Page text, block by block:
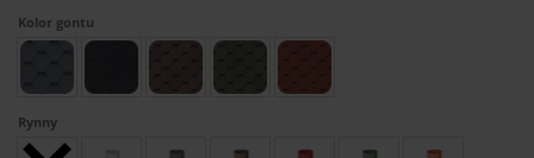
Kolor gontu
Rynny